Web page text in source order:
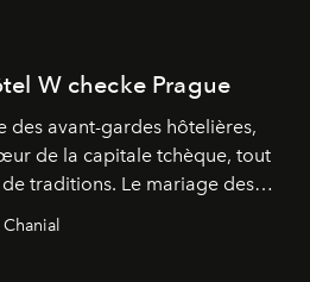
W checke Prague
des avant-gardes hôtelières,
de la capitale tchèque, tout
traditions. Le mariage des